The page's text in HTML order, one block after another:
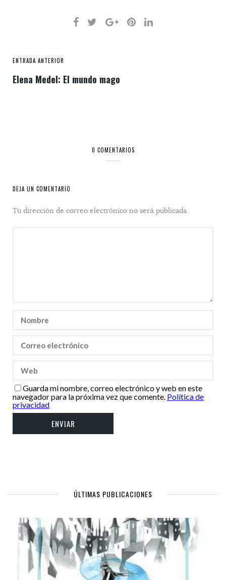
ENTRADA ANTERIOR
Elena Medel: El mundo mago
0 COMENTARIOS
DEJA UN COMENTARIO
Tu dirección de correo electrónico no será publicada.
Guarda mi nombre, correo electrónico y web en este
navegador para la próxima vez que comente. Política de
privacidad
ÚLTIMAS PUBLICACIONES